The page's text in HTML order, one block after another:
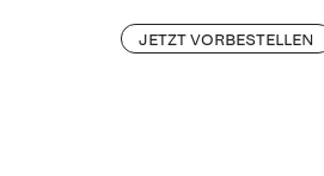
JETZT VORBESTELLEN